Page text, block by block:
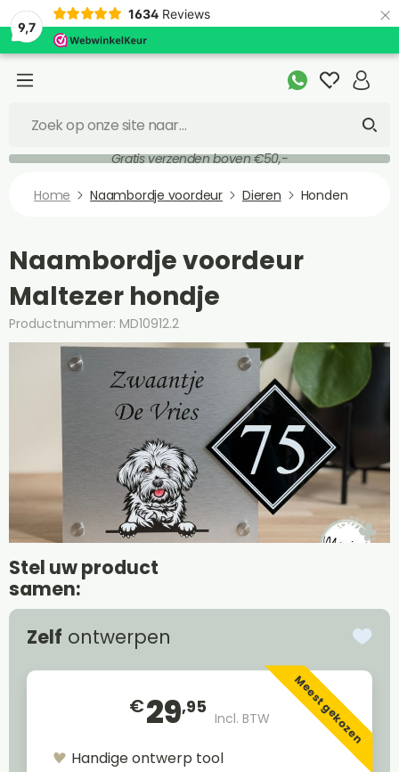
9,7
1634 Reviews ×
Gratis verzenden boven €50,-
Home Naambordje voordeur Dieren Honden
Naambordje voordeur
Maltezer hondje
Productnummer: MD10912.2
Stel uw product
samen:
Zelf ontwerpen
€29,95
Incl. BTW Meest gekozen
Handige ontwerp tool